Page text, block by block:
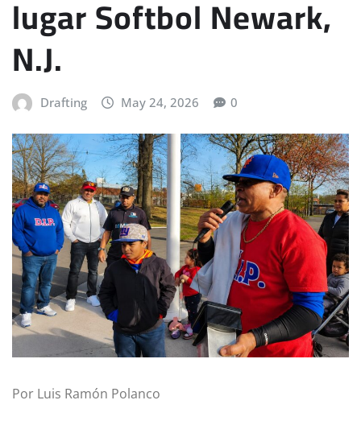
lugar Softbol Newark,
N.J.
Drafting May 24, 2026 0
Por Luis Ramón Polanco